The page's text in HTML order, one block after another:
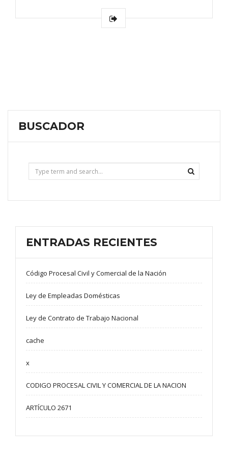
BUSCADOR
ENTRADAS RECIENTES
Código Procesal Civil y Comercial de la Nación
Ley de Empleadas Domésticas
Ley de Contrato de Trabajo Nacional
cache
x
CODIGO PROCESAL CIVIL Y COMERCIAL DE LA NACION
ARTÍCULO 2671